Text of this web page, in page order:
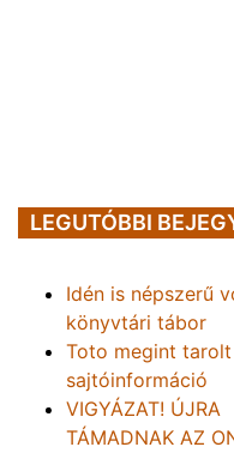
LEGUTÓBBI
Idén is népszerű
könyvtári tábor
Toto megint
sajtóinformáció
VIGYÁZAT! ÚJRA
TÁMADNAK AZ